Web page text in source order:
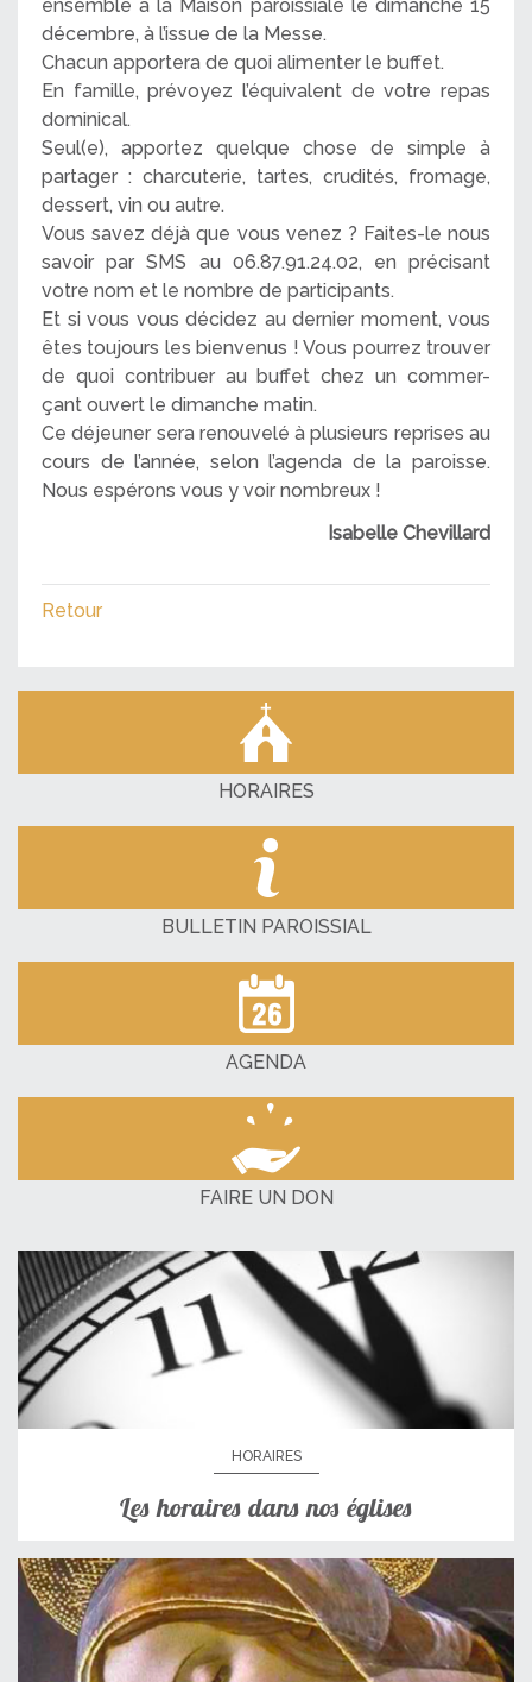
ensemble à la Maison paroissiale le dimanche 15
décembre, à l’issue de la Messe.
Chacun apportera de quoi alimenter le buffet.
En famille, prévoyez l’équivalent de votre repas
dominical.
Seul(e), apportez quelque chose de simple à
partager : charcuterie, tartes, crudités, fromage,
dessert, vin ou autre.
Vous savez déjà que vous venez ? Faites-le nous
savoir par SMS au 06.87.91.24.02, en précisant
votre nom et le nombre de participants.
Et si vous vous décidez au dernier moment, vous
êtes toujours les bienvenus ! Vous pourrez trouver
de quoi contribuer au buffet chez un commer-
çant ouvert le dimanche matin.
Ce déjeuner sera renouvelé à plusieurs reprises au
cours de l’année, selon l’agenda de la paroisse.
Nous espérons vous y voir nombreux !
Isabelle Chevillard
Retour
HORAIRES
BULLETIN PAROISSIAL
AGENDA
FAIRE UN DON
HORAIRES
Les horaires dans nos églises